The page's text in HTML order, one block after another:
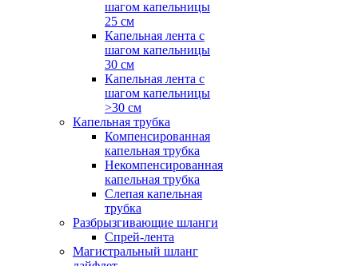
шагом капельницы
25 см
Капельная лента с
шагом капельницы
30 см
Капельная лента с
шагом капельницы
>30 см
Капельная трубка
Компенсированная
капельная трубка
Некомпенсированная
капельная трубка
Слепая капельная
трубка
Разбрызгивающие шланги
Спрей-лента
Магистральный шланг